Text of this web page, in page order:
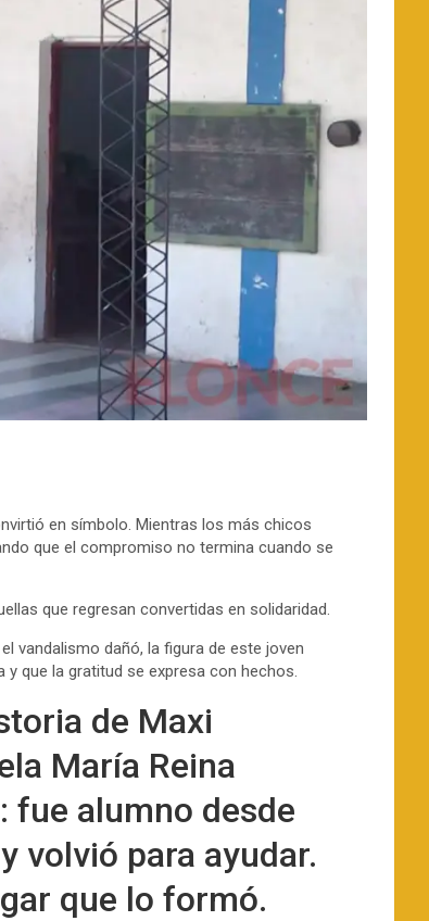
en símbolo. Mientras los más chicos
que el compromiso no termina cuando se
que regresan convertidas en solidaridad.
vandalismo dañó, la figura de este joven
que la gratitud se expresa con hechos.
de Maxi
María Reina
fue alumno desde
volvió para ayudar.
que lo formó.